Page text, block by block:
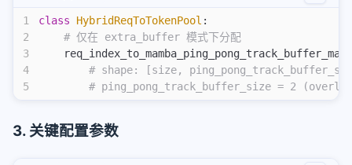
1
2
3
4
5
class HybridReqToTokenPool :
    # 仅在 extra_buffer 模式下分配
# shape: [size,
# ping_pong_track_buffer_size = 2
3. 关键配置参数